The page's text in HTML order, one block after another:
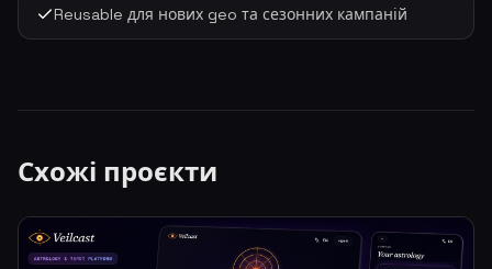
Reusable для нових geo та сезонних кампаній
Схожі проєкти